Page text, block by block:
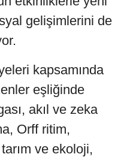
gelişimlerini de
kapsamında
eşliğinde
akıl ve zeka
Orff ritim,
ve ekoloji,